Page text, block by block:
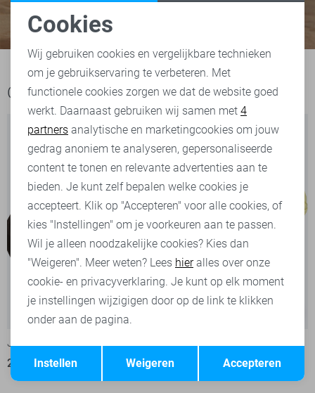
Ook het bekijken waard
Jacqueline de Yong sweater
23,95 29,99
15,00
29,99
Noodzakelijke cookies
Personalisatie cookies
Analytische cookies
Marketing cookies
Terug Opslaan
Cookies
Wij gebruiken cookies en vergelijkbare technieken
om je gebruikservaring te verbeteren. Met
functionele cookies zorgen we dat de website goed
werkt. Daarnaast gebruiken wij samen met 4
partners analytische en marketingcookies om jouw
gedrag anoniem te analyseren, gepersonaliseerde
content te tonen en relevante advertenties aan te
bieden. Je kunt zelf bepalen welke cookies je
accepteert. Klik op "Accepteren" voor alle cookies, of
kies "Instellingen" om je voorkeuren aan te passen.
Wil je alleen noodzakelijke cookies? Kies dan
"Weigeren". Meer weten? Lees hieralles over onze
cookie- en privacyverklaring. Je kunt op elk moment
je instellingen wijzigigen door op de link te klikken
onder aan de pagina.
Accepteren
Weigeren
Instellen